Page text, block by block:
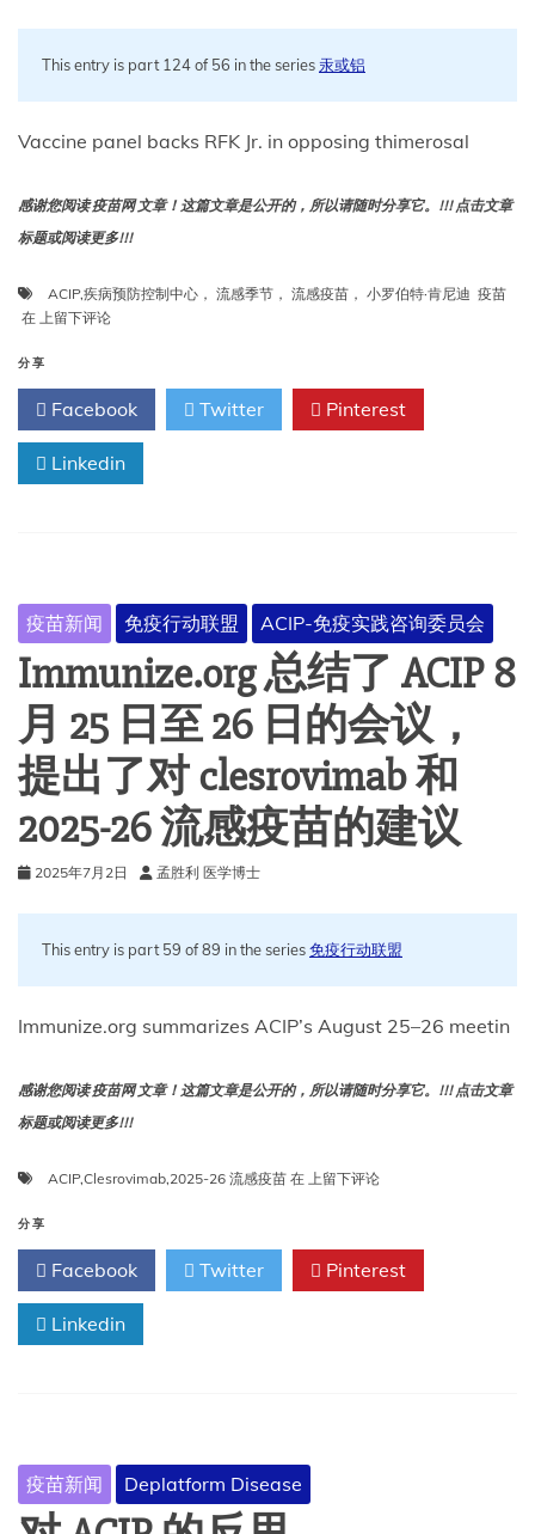
26
疫
苗
建
This entry is part 124 of 56 in the series汞或铝
Vaccine panel backs RFK Jr. in opposing thimerosal
感谢您阅读 疫苗网 文章！这篇文章是公开的，所以请随时分享它。!!! 点击文章
标题或阅读更多!!!
ACIP,疾病预防控制中心， 流感季节， 流感疫苗， 小罗伯特·肯尼迪 疫苗
在 疫
小
组
支
持
RFK
Jr.
疫
苗
腐
硫
柳
汞
上留下评论
分享
Facebook Twitter Pinterest
Linkedin
疫苗新闻 免疫行动联盟 ACIP-免疫实践咨询委员会
Immunize.org 总结了 ACIP 8
月 25 日至 26 日的会议，
提出了对 clesrovimab 和
2025-26 流感疫苗的建议
2025年7月2日 孟胜利 医学博士
This entry is part 59 of 89 in the series免疫行动联盟
Immunize.org summarizes ACIP’s August 25–26 meetin
感谢您阅读 疫苗网 文章！这篇文章是公开的，所以请随时分享它。!!! 点击文章
标题或阅读更多!!!
ACIP,Clesrovimab,2025-26 流感疫苗 在 Immunize.org
了
ACIP
8
的
上留下评论
分享
Facebook Twitter Pinterest
Linkedin
疫苗新闻 Deplatform Disease